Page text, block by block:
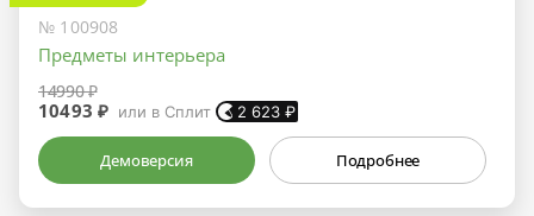
№ 100908
Предметы интерьера
14990 ₽
10493 ₽ или в Сплит 2 623 ₽
Демоверсия Подробнее